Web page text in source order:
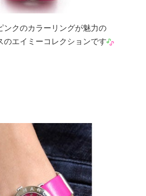
ンクのカラーリングが魅力の
のエイミーコレクションです